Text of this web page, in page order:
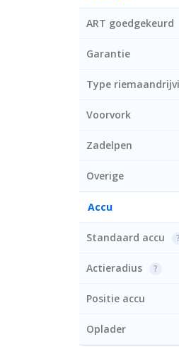
ART goedgekeurd
Garantie
Type
Voorvork
Zadelpen
Overige
Accu
Standaard accu ?
Actieradius ?
Positie accu
Oplader